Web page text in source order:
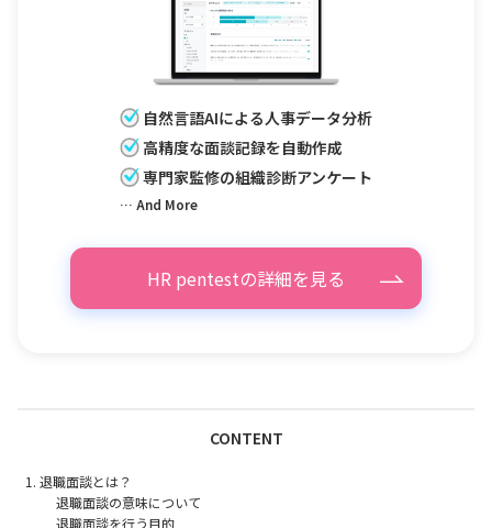
自然言語AIによる人事データ分析
高精度な面談記録を自動作成
専門家監修の組織診断アンケート
… And More
HR pentestの詳細を見る
CONTENT
退職面談とは？
退職面談の意味について
退職面談を行う目的